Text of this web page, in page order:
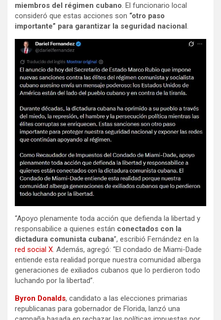
miembros del régimen cubano . El funcionario local
consideró que estas acciones son “otro paso
importante” para garantizar la seguridad nacional
“Apoyo plenamente toda acción que defienda la libertad y
responsabilice a quienes están conectados con la
dictadura comunista cubana”, escribió Fernández en la
red social X. Además, agregó: “El condado de Miami-Dade
entiende esta realidad porque nuestra comunidad alberga
generaciones de exiliados cubanos que lo perdieron todo
luchando por la libertad”.
Byron Donalds, candidato a las elecciones primarias
republicanas para gobernador de Florida, lanzó una